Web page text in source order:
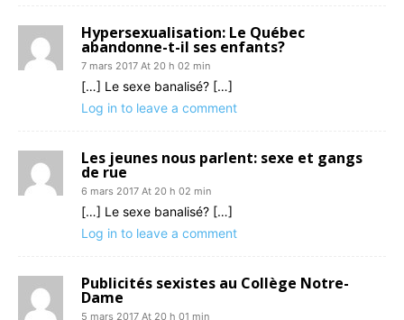
Hypersexualisation: Le Québec
abandonne-t-il ses enfants?
7 mars 2017 At 20 h 02 min
[…] Le sexe banalisé? […]
Log in to leave a comment
Les jeunes nous parlent: sexe et gangs
de rue
6 mars 2017 At 20 h 02 min
[…] Le sexe banalisé? […]
Log in to leave a comment
Publicités sexistes au Collège Notre-
Dame
5 mars 2017 At 20 h 01 min